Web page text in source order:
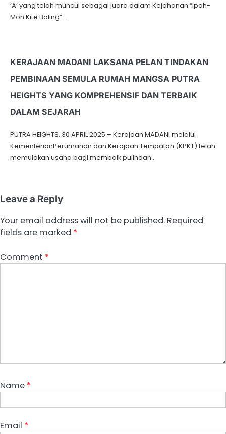
‘A’ yang telah muncul sebagai juara dalam Kejohanan “Ipoh-
Moh Kite Boling”…
KERAJAAN MADANI LAKSANA PELAN TINDAKAN
PEMBINAAN SEMULA RUMAH MANGSA PUTRA
HEIGHTS YANG KOMPREHENSIF DAN TERBAIK
DALAM SEJARAH
PUTRA HEIGHTS, 30 APRIL 2025 – Kerajaan MADANI melalui
KementerianPerumahan dan Kerajaan Tempatan (KPKT) telah
memulakan usaha bagi membaik pulihdan…
Leave a Reply
Your email address will not be published. Required
fields are marked *
Comment *
Name *
Email *